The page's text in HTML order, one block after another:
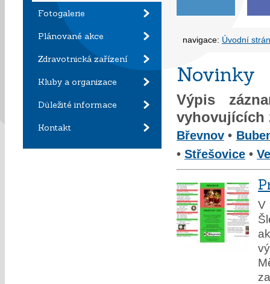
Fotogalerie
Plánované akce
Zdravotnická zařízení
Kluby a organizace
Důležité informace
Kontakt
navigace: Úvodní
Novinky
Výpis
vyhovujících
Břevnov •
• Střešovice •
V